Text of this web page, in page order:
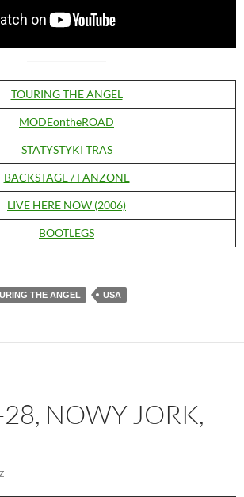
TOURING THE ANGEL
MODEontheROAD
STATYSTYKI TRAS
BACKSTAGE / FANZONE
LIVE HERE NOW (2006)
BOOTLEGS
THE ANGEL USA
NOWY JORK,